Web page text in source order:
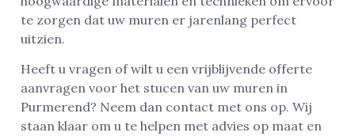
te zorgen dat uw muren er jarenlang perfect
uitzien.
Heeft u vragen of wilt u een vrijblijvende offerte
aanvragen voor het stucen van uw muren in
Purmerend? Neem dan contact met ons op. Wij
staan klaar om u te helpen met advies op maat en